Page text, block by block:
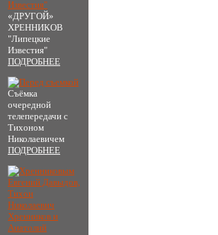
«ДРУГОЙ»
ХРЕННИКОВ
"Липецкие
Известия"
ПОДРОБНЕЕ
Съёмка
очередной
телепередачи с
Тихоном
Николаевичем
ПОДРОБНЕЕ